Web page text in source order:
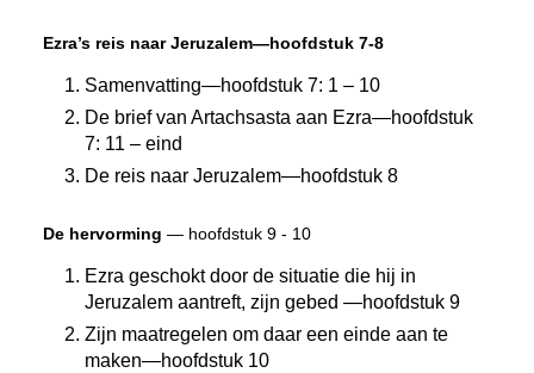
Ezra’s reis naar Jeruzalem—hoofdstuk 7-8
Samenvatting—hoofdstuk 7: 1 – 10
De brief van Artachsasta aan Ezra—hoofdstuk
7: 11 – eind
De reis naar Jeruzalem—hoofdstuk 8
De hervorming — hoofdstuk 9 - 10
Ezra geschokt door de situatie die hij in
Jeruzalem aantreft, zijn gebed —hoofdstuk 9
Zijn maatregelen om daar een einde aan te
maken—hoofdstuk 10